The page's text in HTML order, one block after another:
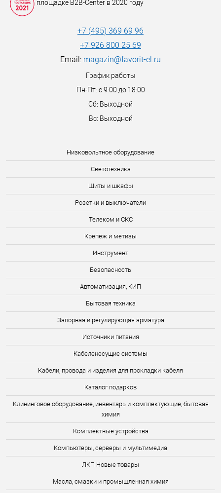
Низковольтное оборудование
Светотехника
Щиты и шкафы
Розетки и выключатели
Телеком и СКС
Крепеж и метизы
Инструмент
Безопасность
Автоматизация, КИП
Бытовая техника
Запорная и регулирующая арматура
Источники питания
Кабеленесущие системы
Кабели, провода и изделия для прокладки кабеля
Каталог подарков
Клининговое оборудование, инвентарь и комплектующие, бытовая
химия
Комплектные устройства
Компьютеры, серверы и мультимедиа
ЛКП Новые товары
Масла, смазки и промышленная химия
площадке B2B-Center в 2020 году
+7 (495) 369 69 96
+7 926 800 25 69
Email: magazin@favorit-el.ru
График работы
Пн-Пт: с 9:00 до 18:00
Сб: Выходной
Вс: Выходной